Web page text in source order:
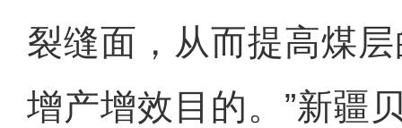
裂缝面，从而提高煤
增产增效目的。”新疆